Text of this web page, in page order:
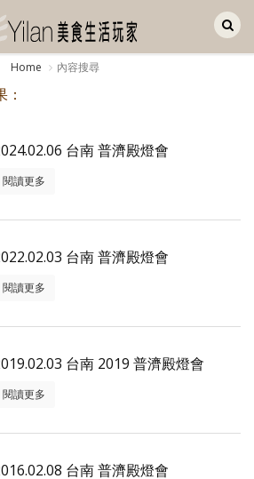
Home
內容搜尋
台南 普濟殿燈會
閱讀更多
台南 普濟殿燈會
閱讀更多
台南 2019 普濟殿燈會
閱讀更多
台南 普濟殿燈會